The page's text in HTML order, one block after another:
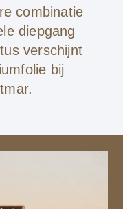
combinatie
diepgang
verschijnt
bij